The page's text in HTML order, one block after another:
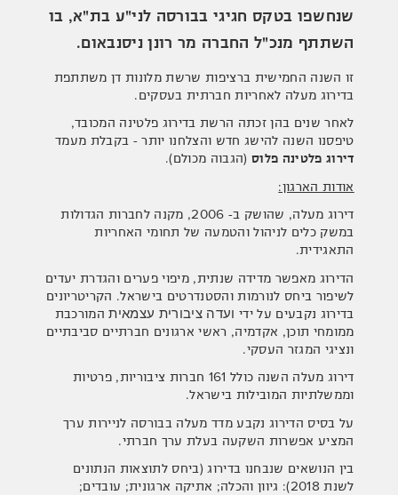
שנחשפו בטקס חגיגי בבורסה לני"ע בת"א, בו
השתתף מנכ"ל החברה מר רונן ניסנבאום.
זו השנה החמישית ברציפות שרשת מלונות דן משתתפת
בדירוג מעלה לאחריות חברתית בעסקים.
לאחר שנים בהן זכתה הרשת בדירוג פלטינה המכובד,
טיפסנו השנה להישג חדש והצלחנו יותר - בקבלת מעמד
דירוג פלטינה פלוס(הגבוה מכולם).
אודות הארגון:
דירוג מעלה, שהושק ב- 2006, מקנה לחברות הגדולות
במשק כלים לניהול והטמעה של תחומי האחריות
התאגידית.
הדירוג מאפשר מדידה שנתית, מיפוי פערים והגדרת יעדים
לשיפור ביחס לנורמות והסטנדרטים בישראל. הקריטריונים
בדירוג נקבעים על ידי ועדה ציבורית עצמאיתהמורכבת
ממומחי תוכן, אקדמיה, ראשי ארגונים חברתיים סביבתיים
ונציגי המגזר העסקי.
דירוג מעלה השנה כולל 161 חברות ציבוריות, פרטיות
וממשלתיות המובילות בישראל.
על בסיס הדירוג נקבע מדד מעלה בבורסה לניירות ערך
המציע אפשרות השקעה בעלת ערך חברתי.
בין הנושאים שנבחנו בדירוג (ביחס לתוצאות הנתונים
לשנת 2018): גיוון והכלה; אתיקה ארגונית; עובדים;